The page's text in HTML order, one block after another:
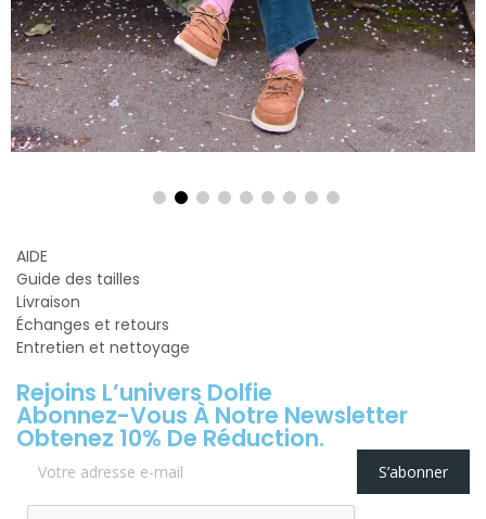
AIDE
Guide des tailles
Livraison
Échanges et retours
Entretien et nettoyage
Rejoins L’univers Dolfie
Abonnez-Vous À Notre Newsletter
Obtenez 10% De Réduction.
S’abonner